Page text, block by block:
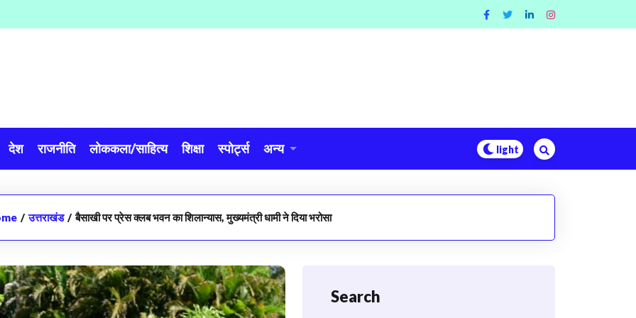
देश राजनीति लोककला/साहित्य शिक्षा स्पोर्ट्स अन्य
/ उत्तराखंड / बैसाखी पर प्रेस क्लब भवन का शिलान्यास, मुख्यमंत्री धामी ने दिया भरोसा
Search